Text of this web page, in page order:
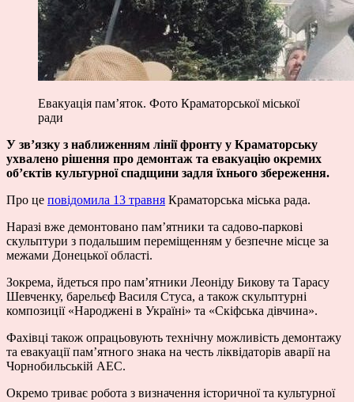
Евакуація пам’яток. Фото Краматорської міської
ради
У зв’язку з наближенням лінії фронту у Краматорську
ухвалено рішення про демонтаж та евакуацію окремих
об’єктів культурної спадщини задля їхнього збереження.
Про це повідомила 13 травня Краматорська міська рада.
Наразі вже демонтовано пам’ятники та садово-паркові
скульптури з подальшим переміщенням у безпечне місце за
межами Донецької області.
Зокрема, йдеться про пам’ятники Леоніду Бикову та Тарасу
Шевченку, барельєф Василя Стуса, а також скульптурні
композиції «Народжені в Україні» та «Скіфська дівчина».
Фахівці також опрацьовують технічну можливість демонтажу
та евакуації пам’ятного знака на честь ліквідаторів аварії на
Чорнобильській АЕС.
Окремо триває робота з визначення історичної та культурної